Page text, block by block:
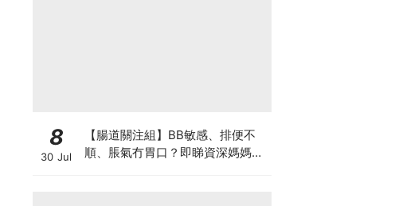
8
30 Jul
【腸道關注組】BB敏感、排便不
順、脹氣冇胃口？即睇資深媽媽分